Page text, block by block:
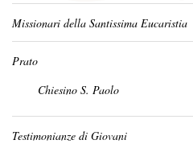
Missionari della Santissima Eucaristia
Prato
Chiesino S. Paolo
Testimonianze di Giovani